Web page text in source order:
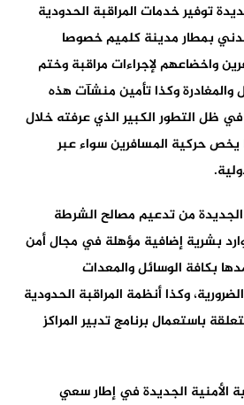
توفير خدمات المراقبة الحدودية
بمطار مدينة كلميم خصوصا
واخضاعهم لإجراءات مراقبة وختم
والمغادرة وكذا تأمين منشآت هذه
ظل التطور الكبير الذي عرفته خلال
يخص حركية المسافرين سواء عبر
الجديدة من تدعيم مصالح الشرطة
بشرية إضافية مؤهلة في مجال أمن
بكافة الوسائل والمعدات
وكذا أنظمة المراقبة الحدودية
باستعمال برنامج تدبير المراكز
الأمنية الجديدة في إطار سعي